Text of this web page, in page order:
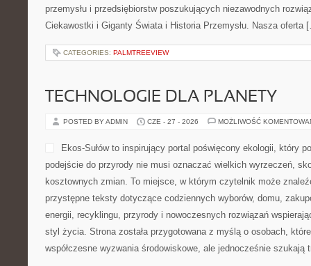
przemysłu i przedsiębiorstw poszukujących niezawodnych
Ciekawostki i Giganty Świata i Historia Przemysłu. Nasza oferta
CATEGORIES: PALMTREEVIEW
TECHNOLOGIE DLA PLANETY
POSTED BY ADMIN CZE - 27 - 2026 MOŻLIWOŚĆ
Ekos-Sułów to inspirujący portal poświęcony ekologii, który
podejście do przyrody nie musi oznaczać wielkich wyrzeczeń,
kosztownych zmian. To miejsce, w którym czytelnik może
przystępne teksty dotyczące codziennych wyborów, domu,
energii, recyklingu, przyrody i nowoczesnych rozwiązań
styl życia. Strona została przygotowana z myślą o osobach,
współczesne wyzwania środowiskowe, ale jednocześnie